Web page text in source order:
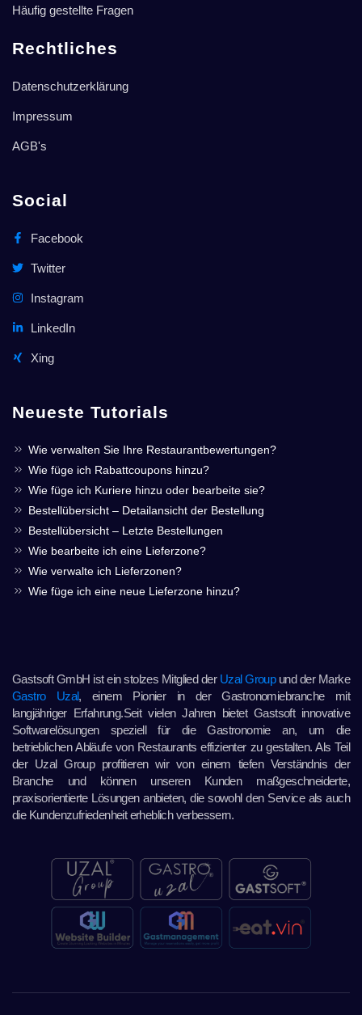
Häufig gestellte Fragen
Rechtliches
Datenschutzerklärung
Impressum
AGB's
Social
Facebook
Twitter
Instagram
LinkedIn
Xing
Neueste Tutorials
Wie verwalten Sie Ihre Restaurantbewertungen?
Wie füge ich Rabattcoupons hinzu?
Wie füge ich Kuriere hinzu oder bearbeite sie?
Bestellübersicht – Detailansicht der Bestellung
Bestellübersicht – Letzte Bestellungen
Wie bearbeite ich eine Lieferzone?
Wie verwalte ich Lieferzonen?
Wie füge ich eine neue Lieferzone hinzu?
Gastsoft GmbH ist ein stolzes Mitglied der Uzal Groupund der Marke
Gastro Uzal, einem Pionier in der Gastronomiebranche mit
langjähriger Erfahrung.Seit vielen Jahren bietet Gastsoft innovative
Softwarelösungen speziell für die Gastronomie an, um die
betrieblichen Abläufe von Restaurants effizienter zu gestalten. Als Teil
der Uzal Group profitieren wir von einem tiefen Verständnis der
Branche und können unseren Kunden maßgeschneiderte,
praxisorientierte Lösungen anbieten, die sowohl den Service als auch
die Kundenzufriedenheit erheblich verbessern.